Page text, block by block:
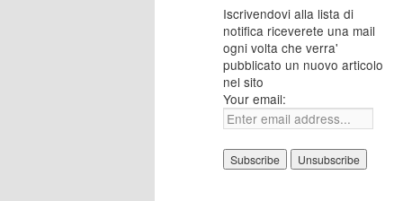
Iscrivendovi alla lista di
notifica riceverete una mail
ogni volta che verra'
pubblicato un nuovo articolo
nel sito
Your email: